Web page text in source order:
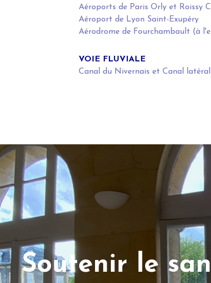
Aéroports de Paris Orly et Roissy
Aéroport de Lyon Saint-Exupéry
Aérodrome de Fourchambault (à
VOIE FLUVIALE
Canal du Nivernais et Canal
Soutenir le